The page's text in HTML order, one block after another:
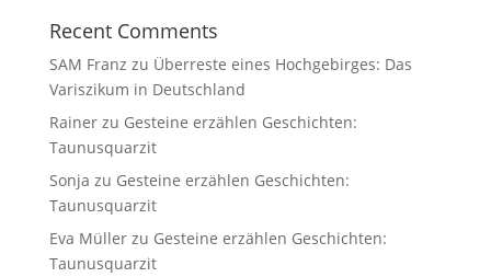
Recent Comments
SAM Franz zu Überreste eines Hochgebirges: Das
Variszikum in Deutschland
Rainerzu Gesteine erzählen Geschichten:
Taunusquarzit
Sonja zu Gesteine erzählen Geschichten:
Taunusquarzit
Eva Müllerzu Gesteine erzählen Geschichten:
Taunusquarzit